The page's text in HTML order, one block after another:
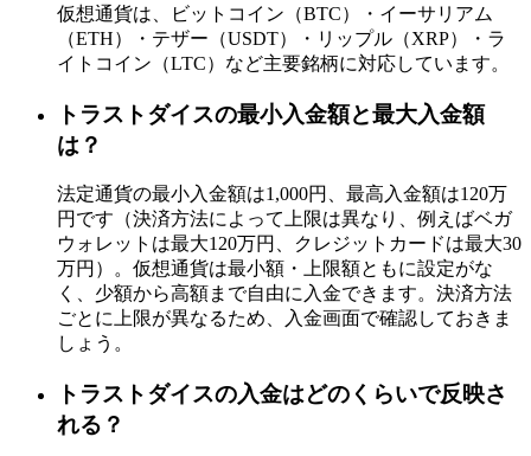
仮想通貨は、ビットコイン（BTC）・イーサリアム
（ETH）・テザー（USDT）・リップル（XRP）・ラ
イトコイン（LTC）など主要銘柄に対応しています。
トラストダイスの最小入金額と最大入金額
は？
法定通貨の最小入金額は1,000円、最高入金額は120万
円です（決済方法によって上限は異なり、例えばベガ
ウォレットは最大120万円、クレジットカードは最大30
万円）。仮想通貨は最小額・上限額ともに設定がな
く、少額から高額まで自由に入金できます。決済方法
ごとに上限が異なるため、入金画面で確認しておきま
しょう。
トラストダイスの入金はどのくらいで反映さ
れる？